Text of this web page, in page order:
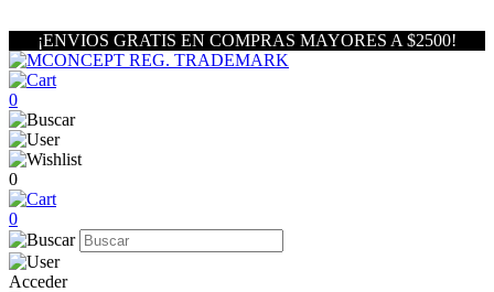
¡ENVIOS GRATIS EN COMPRAS MAYORES A $2500!
0
0
0
Acceder